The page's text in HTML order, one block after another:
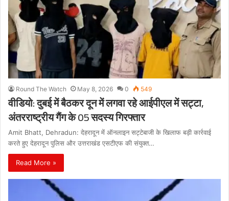
Round The Watch May 8, 2026 0 549
वीडियो: दुबई में बैठकर दून में लगवा रहे आईपीएल में सट्टा,
अंतरराष्ट्रीय गैंग के 05 सदस्य गिरफ्तार
Amit Bhatt, Dehradun: देहरादून में ऑनलाइन सट्टेबाजी के खिलाफ बड़ी कार्रवाई
करते हुए देहरादून पुलिस और उत्तराखंड एसटीएफ की संयुक्त…
Read More »